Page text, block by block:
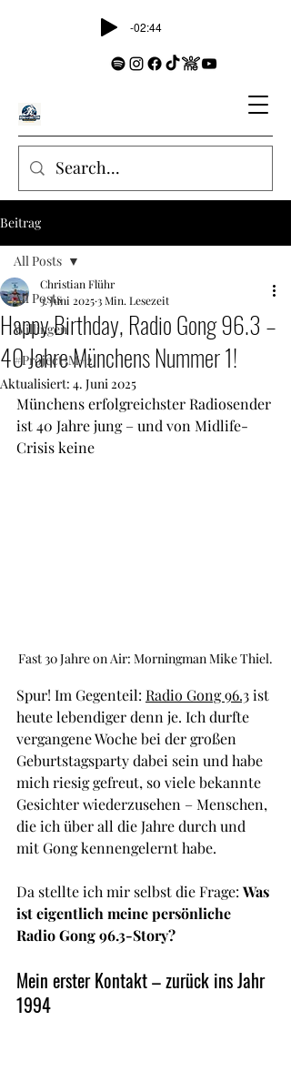
-02:44
Beitrag
All Posts
Willingen
#Project3M+2
All Posts
Happy Birthday, Radio Gong 96.3 –
40 Jahre Münchens Nummer 1!
Christian Flühr
3. Juni 20253 Min. Lesezeit
Aktualisiert: 4. Juni 2025
Münchens erfolgreichster Radiosender
ist 40 Jahre jung – und von Midlife-
Crisis keine
Fast 30 Jahre on Air: Morningman Mike Thiel.
Spur! Im Gegenteil: Radio Gong 96.3 ist
heute lebendiger denn je. Ich durfte
vergangene Woche bei der großen
Geburtstagsparty dabei sein und habe
mich riesig gefreut, so viele bekannte
Gesichter wiederzusehen – Menschen,
die ich über all die Jahre durch und
mit Gong kennengelernt habe.
Da stellte ich mir selbst die Frage: Was
ist eigentlich meine persönliche
Radio Gong 96.3-Story?
Mein erster Kontakt – zurück ins Jahr
1994